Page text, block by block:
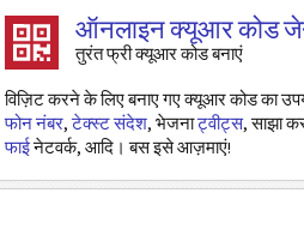
ऑनलाइन क्यूआर कोड
तुरंत फ्री क्यूआर कोड बनाएं
विज़िट करने के लिए बनाए गए क्यूआर कोड का
फोन नंबर,टेक्स्ट संदेश, भेजनाट्वीट्स, साझा
फाईनेटवर्क, आदि। बस इसे आज़माएं!